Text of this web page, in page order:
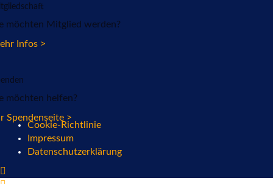
möchten Mitglied werden?
Infos >
möchten helfen?
Spendenseite >
Cookie-Richtlinie
Impressum
Datenschutzerklärung